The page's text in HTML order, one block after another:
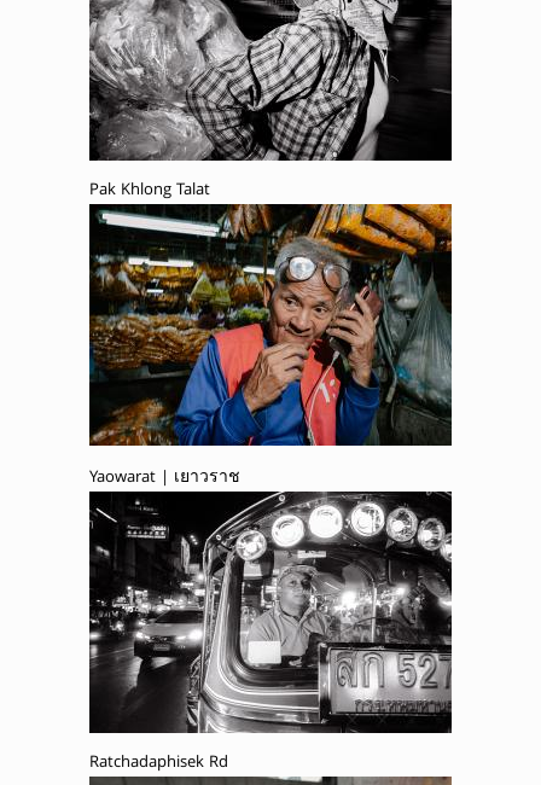
Pak Khlong Talat
Yaowarat | เยาวราช
Ratchadaphisek Rd